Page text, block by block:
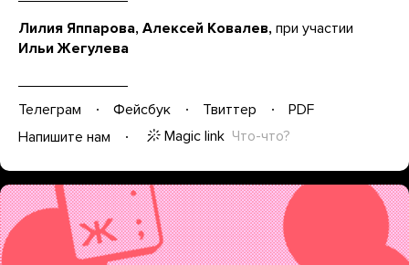
Лилия Яппарова, Алексей Ковалев, при участии
Ильи Жегулева
Телеграм Фейсбук Твиттер
PDF
Напишите нам
Magic link Что-что?